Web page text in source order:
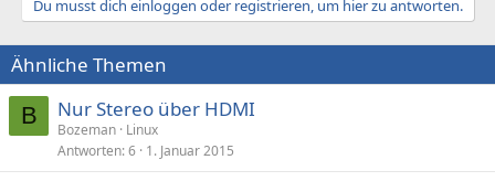
Du musst dich einloggen oder registrieren, um hier zu antworten.
Ähnliche Themen
B Nur Stereo über HDMI
Bozeman Linux
Antworten 6 1. Januar 2015